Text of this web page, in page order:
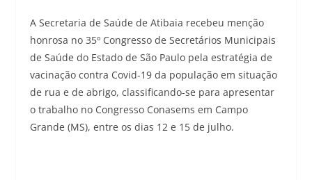
A Secretaria de Saúde de Atibaia recebeu menção
honrosa no 35º Congresso de Secretários Municipais
de Saúde do Estado de São Paulo pela estratégia de
vacinação contra Covid-19 da população em situação
de rua e de abrigo, classificando-se para apresentar
o trabalho no Congresso Conasems em Campo
Grande (MS), entre os dias 12 e 15 de julho.